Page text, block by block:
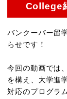
College
バンクーバー留
らせです！
今回の動画では
を構え、大学進
対応のプログラ